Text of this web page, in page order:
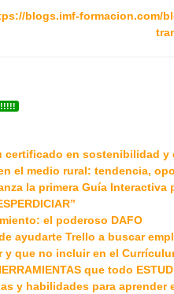
blogs.imf-formacion.com/
certificado en sostenibilidad y
el medio rural: tendencia,
la primera Guía
el poderoso DAFO
ayudarte Trello a buscar
y que no incluir en el
que todo
y habilidades para aprender